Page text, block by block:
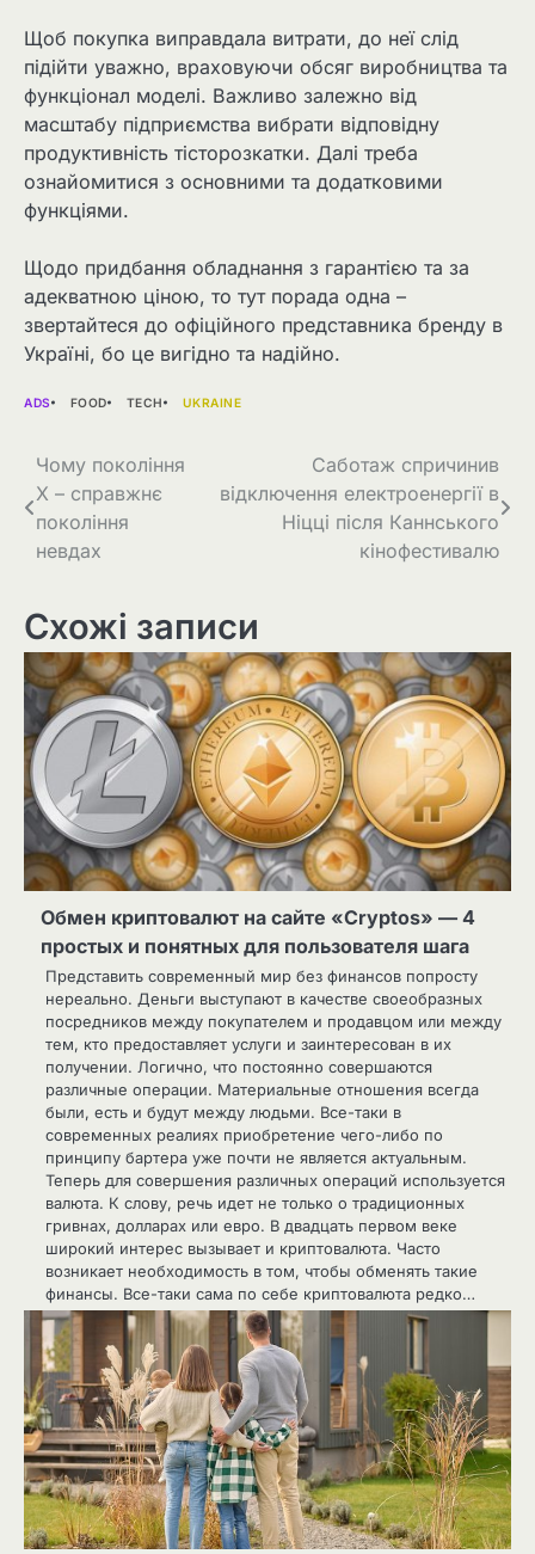
Щоб покупка виправдала витрати, до неї слід
підійти уважно, враховуючи обсяг виробництва та
функціонал моделі. Важливо залежно від
масштабу підприємства вибрати відповідну
продуктивність тісторозкатки. Далі треба
ознайомитися з основними та додатковими
функціями.
Щодо придбання обладнання з гарантією та за
адекватною ціною, то тут порада одна –
звертайтеся до офіційного представника бренду в
Україні, бо це вигідно та надійно.
ADS FOOD TECH UKRAINE
Навігація
записів
Чому покоління
X – справжнє
покоління
невдах
Саботаж спричинив
відключення електроенергії в
Ніцці після Каннського
кінофестивалю
Схожі записи
Обмен криптовалют на сайте «Cryptos» — 4
простых и понятных для пользователя шага
Представить современный мир без финансов попросту
нереально. Деньги выступают в качестве своеобразных
посредников между покупателем и продавцом или между
тем, кто предоставляет услуги и заинтересован в их
получении. Логично, что постоянно совершаются
различные операции. Материальные отношения всегда
были, есть и будут между людьми. Все-таки в
современных реалиях приобретение чего-либо по
принципу бартера уже почти не является актуальным.
Теперь для совершения различных операций используется
валюта. К слову, речь идет не только о традиционных
гривнах, долларах или евро. В двадцать первом веке
широкий интерес вызывает и криптовалюта. Часто
возникает необходимость в том, чтобы обменять такие
финансы. Все-таки сама по себе криптовалюта редко…